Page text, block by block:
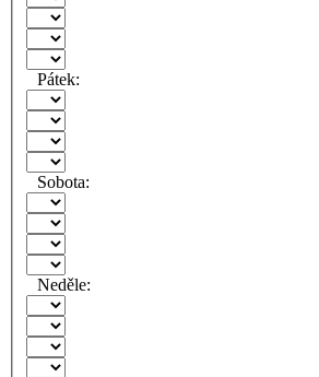
Pátek:
Sobota:
Neděle: